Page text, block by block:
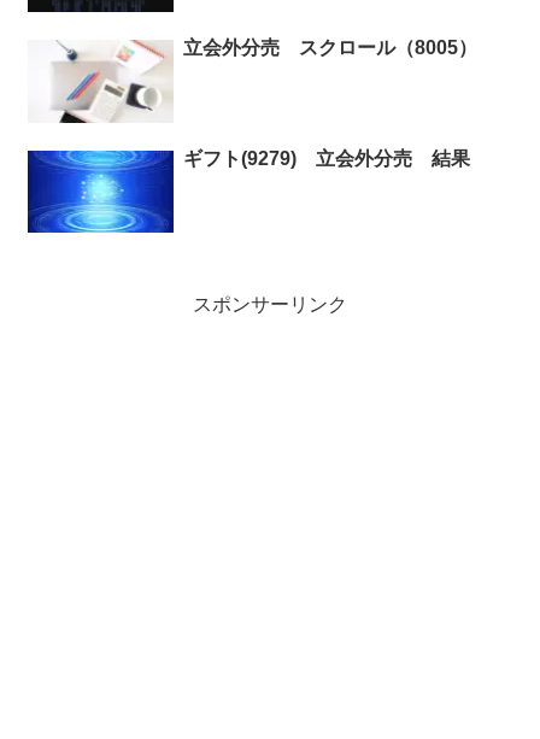
立会外分売 スクロール（8005）
ギフト(9279) 立会外分売 結果
スポンサーリンク